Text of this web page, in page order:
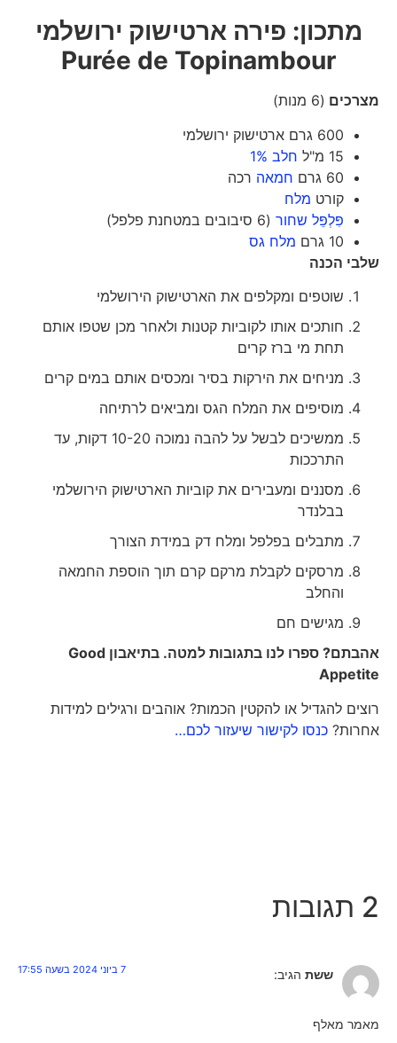
מתכון: פירה ארטישוק ירושלמי
Purée de Topinambour
מצרכים(6 מנות)
600 גרם ארטישוק ירושלמי
15 מ"ל
חלב 1%
60 גרם
חמאהרכה
קורטמלח
פִּלְפֵּל שחור(6 סיבובים במטחנת פלפל)
10 גרם
מלח גס
שלבי הכנה
שוטפים ומקלפים את הארטישוק הירושלמי
חותכים אותו לקוביות קטנות ולאחר מכן שטפו אותם
תחת מי ברז קרים
מניחים את הירקות בסיר ומכסים אותם במים קרים
מוסיפים את המלח הגס ומביאים לרתיחה
ממשיכים לבשל על להבה נמוכה 10-20 דקות, עד
התרככות
מסננים ומעבירים את קוביות הארטישוק הירושלמי
בבלנדר
מתבלים בפלפל ומלח דק במידת הצורך
מרסקים לקבלת מרקם קרם תוך הוספת החמאה
והחלב
מגישים חם
אהבתם? ספרו לנו בתגובות למטה. בתיאבוןGood
Appetite
רוצים להגדיל או להקטין הכמות? אוהבים ורגילים למידות
אחרות?כנסו לקישור שיעזור לכם…
ששת הגיב:
מאמר מאלף